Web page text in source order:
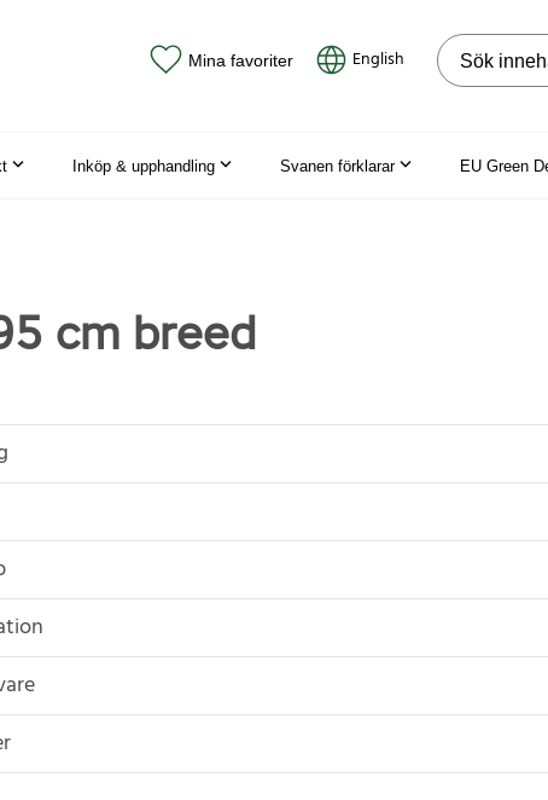
Mina favoriter English Sök på
Inköp & upphandling Svanen förklarar EU Green
cm breed